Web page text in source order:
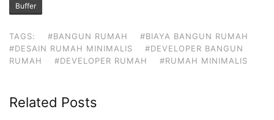
Buffer
TAGS: #BANGUN RUMAH
#BIAYA BANGUN RUMAH
#DESAIN RUMAH MINIMALIS
#DEVELOPER BANGUN
RUMAH
#DEVELOPER RUMAH #RUMAH MINIMALIS
Related Posts